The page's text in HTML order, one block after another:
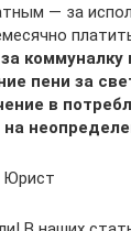
— за
пени за
в
Юрист